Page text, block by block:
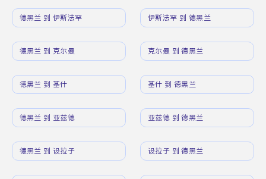
德黑兰 到 伊斯法罕 伊斯法罕 到 德黑兰
德黑兰 到 克尔曼 克尔曼 到 德黑兰
德黑兰 到 基什 基什 到 德黑兰
德黑兰 到 亚兹德 亚兹德 到 德黑兰
德黑兰 到 设拉子 设拉子 到 德黑兰